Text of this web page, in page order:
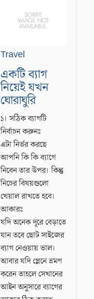
Travel
একটি ব্যাগ
নিয়েই যখন
ঘোরাঘুরি
১। সঠিক ব্যাগটি
নির্বাচন করুনঃ
এটা নির্ভর করছে
আপনি কি কি ব্যাগে
নিবেন তার উপর। কিন্তু
নিচের বিষয়গুলো
খেয়াল রাখতে হবে।
আকারঃ
যদি অনেক দূরে বেড়াতে
যান তবে ছোট সাইজের
ব্যাগ নেওয়ায় ভাল।
আবার যদি প্লেনে ভ্রমণ
করেন তাহলে সেখানের
আইন অনুসারে ব্যাগের